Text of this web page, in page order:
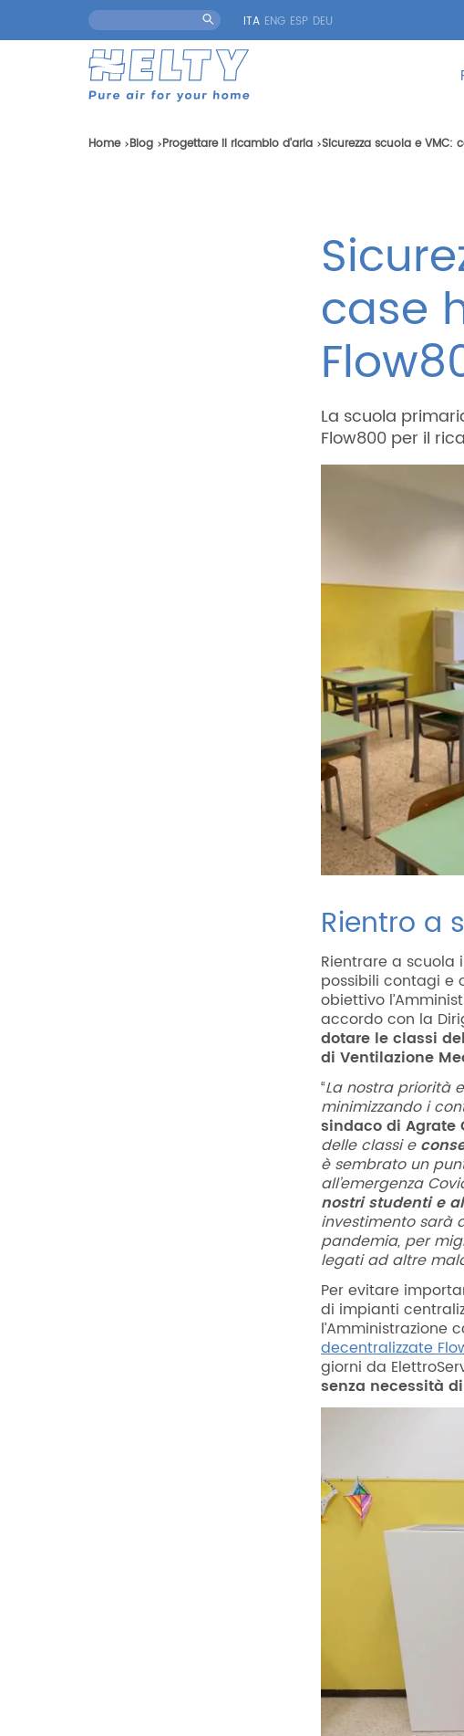
ITA ENG ESP DEU
Home Blog Progettare il ricambio d'aria Sicurezza scuola e VMC:
case
La scuola
Flow800 per il
Rientro a
Rientrare a scuola
possibili contagi e
obiettivo
accordo con la
dotare le classi
di Ventilazione
“La nostra priorità
minimizzando i
sindaco di Agrate
delle classi e
è sembrato un
all’emergenza
nostri studenti e
investimento sarà
pandemia, per
legati ad altre
Per evitare
di impianti
l’Amministrazione
decentralizzate
giorni da
senza necessità